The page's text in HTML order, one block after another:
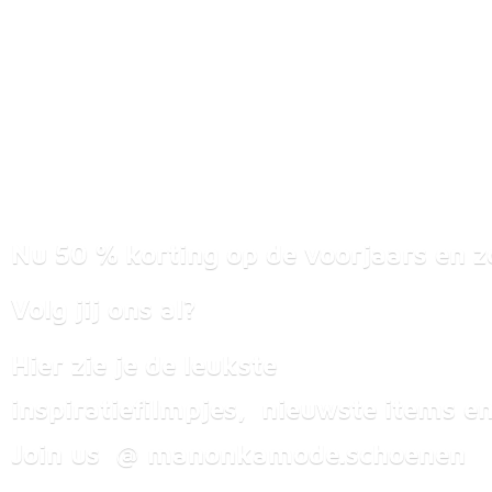
Nu 50 % korting op de voorjaars en
Volg jij ons al?
Hier zie je de leukste
inspiratiefilmpjes, nieuwste items
Join us @ manonkamode.schoenen